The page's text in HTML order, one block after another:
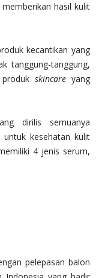
hasil kulit
kecantikan yang
tanggung-tanggung,
skincare yang
dirilis semuanya
untuk kesehatan kulit
4 jenis serum,
pelepasan balon